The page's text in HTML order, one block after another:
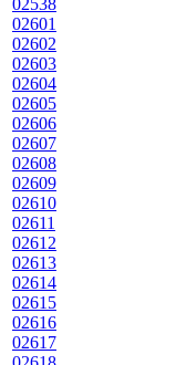
02538
02601
02602
02603
02604
02605
02606
02607
02608
02609
02610
02611
02612
02613
02614
02615
02616
02617